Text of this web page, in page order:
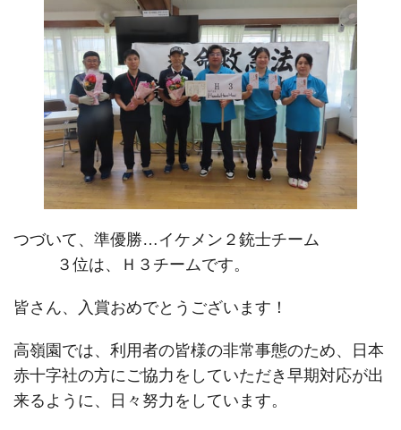
つづいて、準優勝…イケメン２銃士チーム
３位は、Ｈ３チームです。
皆さん、入賞おめでとうございます！
高嶺園では、利用者の皆様の非常事態のため、日本
赤十字社の方にご協力をしていただき早期対応が出
来るように、日々努力をしています。